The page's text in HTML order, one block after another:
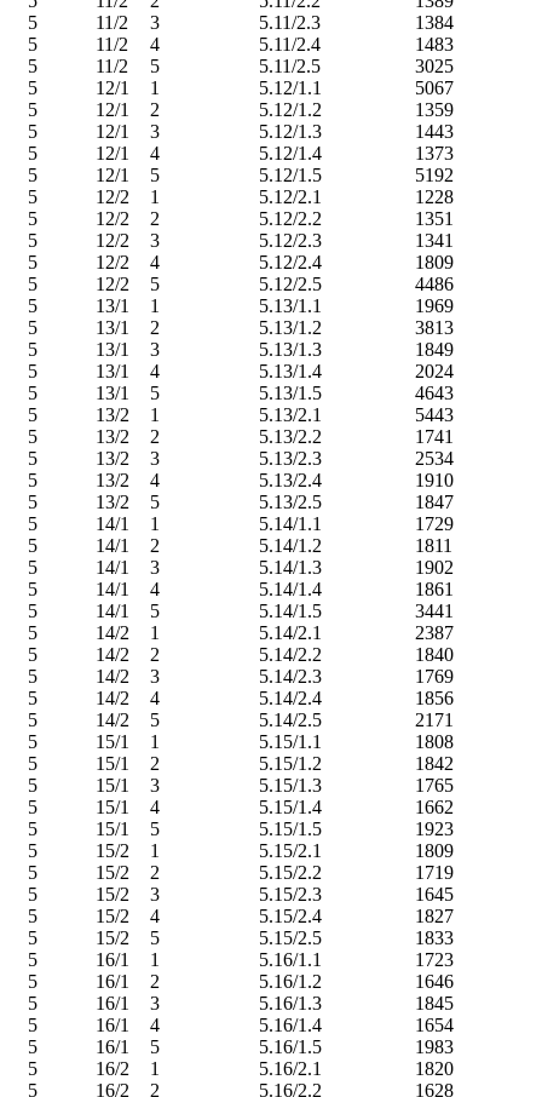
5
11/2 3 5.11/2.3
1384
5
11/2 4 5.11/2.4
1483
5
11/2 5 5.11/2.5
3025
5
12/1 1 5.12/1.1
5067
5
12/1 2 5.12/1.2
1359
5
12/1 3 5.12/1.3
1443
5
12/1 4 5.12/1.4
1373
5
12/1 5 5.12/1.5
5192
5
12/2 1 5.12/2.1
1228
5
12/2 2 5.12/2.2
1351
5
12/2 3 5.12/2.3
1341
5
12/2 4 5.12/2.4
1809
5
12/2 5 5.12/2.5
4486
5
13/1 1 5.13/1.1
1969
5
13/1 2 5.13/1.2
3813
5
13/1 3 5.13/1.3
1849
5
13/1 4 5.13/1.4
2024
5
13/1 5 5.13/1.5
4643
5
13/2 1 5.13/2.1
5443
5
13/2 2 5.13/2.2
1741
5
13/2 3 5.13/2.3
2534
5
13/2 4 5.13/2.4
1910
5
13/2 5 5.13/2.5
1847
5
14/1 1 5.14/1.1
1729
5
14/1 2 5.14/1.2
1811
5
14/1 3 5.14/1.3
1902
5
14/1 4 5.14/1.4
1861
5
14/1 5 5.14/1.5
3441
5
14/2 1 5.14/2.1
2387
5
14/2 2 5.14/2.2
1840
5
14/2 3 5.14/2.3
1769
5
14/2 4 5.14/2.4
1856
5
14/2 5 5.14/2.5
2171
5
15/1 1 5.15/1.1
1808
5
15/1 2 5.15/1.2
1842
5
15/1 3 5.15/1.3
1765
5
15/1 4 5.15/1.4
1662
5
15/1 5 5.15/1.5
1923
5
15/2 1 5.15/2.1
1809
5
15/2 2 5.15/2.2
1719
5
15/2 3 5.15/2.3
1645
5
15/2 4 5.15/2.4
1827
5
15/2 5 5.15/2.5
1833
5
16/1 1 5.16/1.1
1723
5
16/1 2 5.16/1.2
1646
5
16/1 3 5.16/1.3
1845
5
16/1 4 5.16/1.4
1654
5
16/1 5 5.16/1.5
1983
5
16/2 1 5.16/2.1
1820
5
16/2 2 5.16/2.2
1628